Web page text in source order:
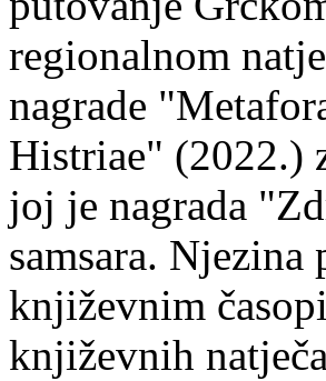
regionalnom
nagrade
Histriae" (2022.)
joj je nagrada
samsara.
književnim
književnih